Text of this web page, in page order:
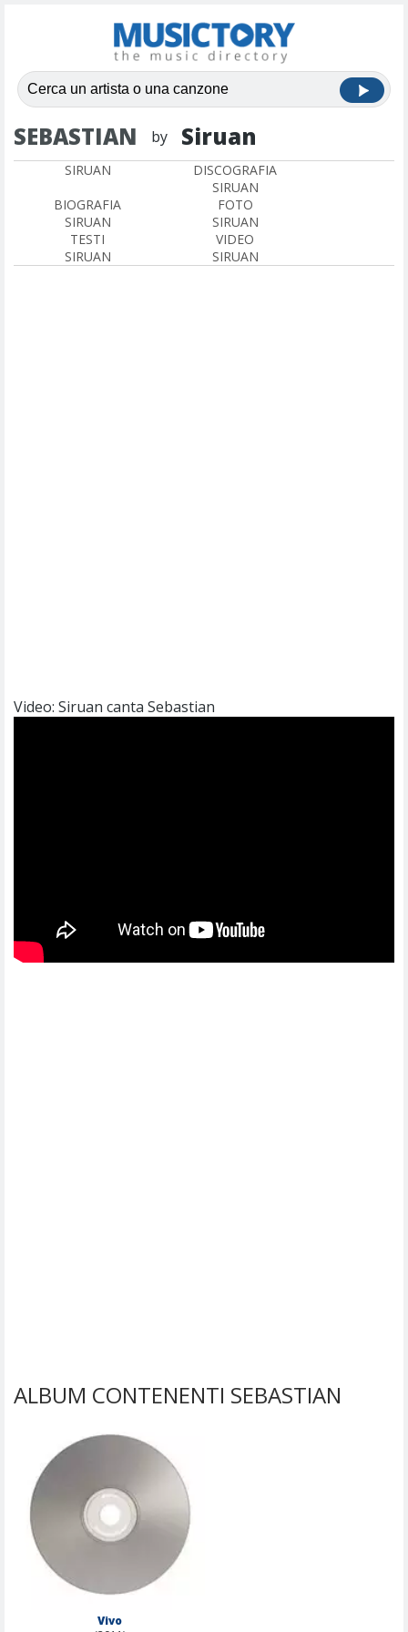
SEBASTIAN by Siruan
SIRUAN
DISCOGRAFIA
SIRUAN
BIOGRAFIA
SIRUAN
FOTO
SIRUAN
TESTI
SIRUAN
VIDEO
SIRUAN
Video: Siruan canta Sebastian
ALBUM CONTENENTI SEBASTIAN
Vivo